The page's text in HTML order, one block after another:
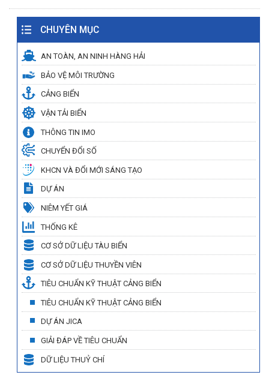
CHUYÊN MỤC
AN TOÀN, AN NINH HÀNG HẢI
BẢO VỆ MÔI TRƯỜNG
CẢNG BIỂN
VẬN TẢI BIỂN
THÔNG TIN IMO
CHUYỂN ĐỔI SỐ
KHCN VÀ ĐỔI MỚI SÁNG TẠO
DỰ ÁN
NIÊM YẾT GIÁ
THỐNG KÊ
CƠ SỞ DỮ LIỆU TÀU BIỂN
CƠ SỞ DỮ LIỆU THUYỀN VIÊN
TIÊU CHUẨN KỸ THUẬT CẢNG BIỂN
TIÊU CHUẨN KỸ THUẬT CẢNG BIỂN
DỰ ÁN JICA
GIẢI ĐÁP VỀ TIÊU CHUẨN
DỮ LIỆU THUỶ CHÍ